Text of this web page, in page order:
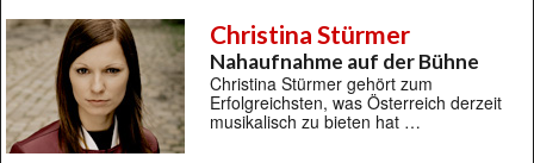
Christina Stürmer
Nahaufnahme auf der Bühne
Christina Stürmer gehört zum
Erfolgreichsten, was Österreich derzeit
musikalisch zu bieten hat …